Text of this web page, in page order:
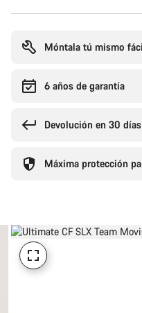
compra
Móntala tú mismo
6 años de garantía
Devolución en 30 días
Máxima protección